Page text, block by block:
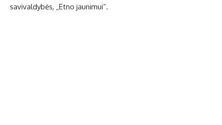
savivaldybės, „Etno jaunimui“.